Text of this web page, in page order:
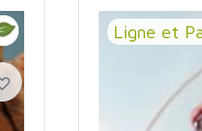
Ligne et